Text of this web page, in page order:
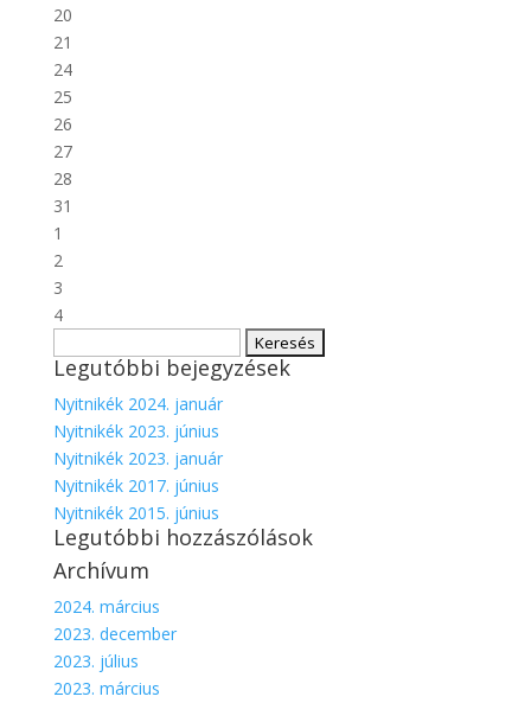
20
21
24
25
26
27
28
31
1
2
3
4
Legutóbbi bejegyzések
Nyitnikék 2024. január
Nyitnikék 2023. június
Nyitnikék 2023. január
Nyitnikék 2017. június
Nyitnikék 2015. június
Legutóbbi hozzászólások
Archívum
2024. március
2023. december
2023. július
2023. március